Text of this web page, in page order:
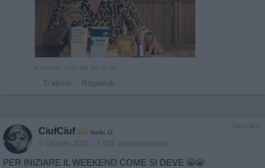
9 Ottobre 2025 alle ore 01:08
· Ti stimo · Rispondi
Vaccata
CiufCiuf livello 11
3 Ottobre 2025 - 7.835 visualizzazioni
PER INIZIARE IL WEEKEND COME SI DEVE 😬😬